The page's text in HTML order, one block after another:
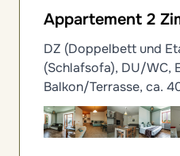
Appartement 2
DZ (Doppelbett und
(Schlafsofa), DU/WC,
Balkon/Terrasse, ca.